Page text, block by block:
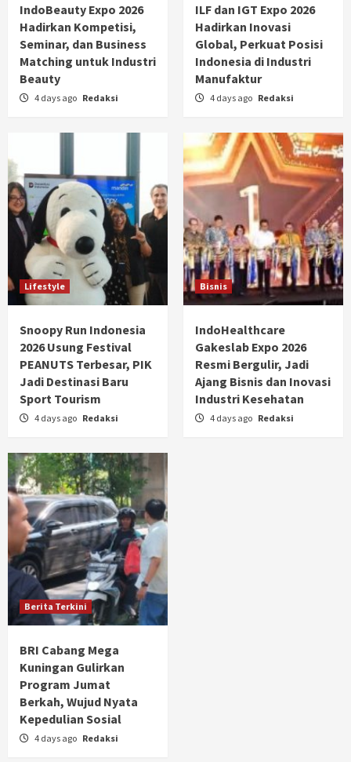
IndoBeauty Expo 2026
Hadirkan Kompetisi,
Seminar, dan Business
Matching untuk Industri
Beauty
4 days ago Redaksi
ILF dan IGT Expo 2026
Hadirkan Inovasi
Global, Perkuat Posisi
Indonesia di Industri
Manufaktur
4 days ago Redaksi
Lifestyle
Snoopy Run Indonesia
2026 Usung Festival
PEANUTS Terbesar, PIK
Jadi Destinasi Baru
Sport Tourism
4 days ago Redaksi
Bisnis
IndoHealthcare
Gakeslab Expo 2026
Resmi Bergulir, Jadi
Ajang Bisnis dan Inovasi
Industri Kesehatan
4 days ago Redaksi
Berita Terkini
BRI Cabang Mega
Kuningan Gulirkan
Program Jumat
Berkah, Wujud Nyata
Kepedulian Sosial
4 days ago Redaksi